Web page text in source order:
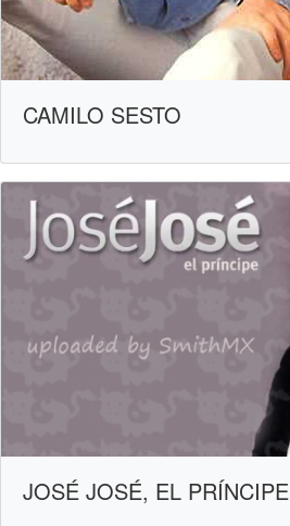
CAMILO SESTO
JOSÉ JOSÉ, EL PRÍNCIPE